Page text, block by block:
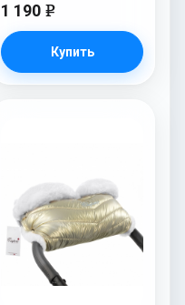
1 190 e
Купить